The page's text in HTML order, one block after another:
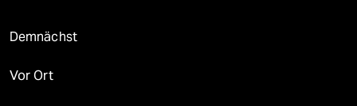
Demnächst
Vor Ort